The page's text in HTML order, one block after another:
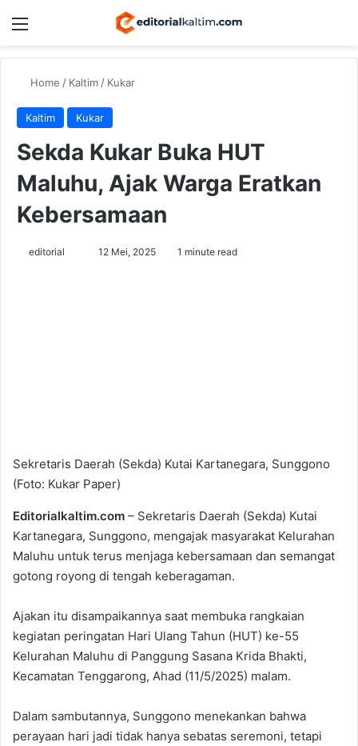
Menu
Home / Kaltim/ Kukar
Kaltim Kukar
Sekda Kukar Buka HUT
Maluhu, Ajak Warga Eratkan
Kebersamaan
editorial
Send12 Mei, 2025 1 minute read
Sekretaris Daerah (Sekda) Kutai Kartanegara, Sunggono
(Foto: Kukar Paper)
Editorialkaltim.com – Sekretaris Daerah (Sekda) Kutai
Kartanegara, Sunggono, mengajak masyarakat Kelurahan
Maluhu untuk terus menjaga kebersamaan dan semangat
gotong royong di tengah keberagaman.
Ajakan itu disampaikannya saat membuka rangkaian
kegiatan peringatan Hari Ulang Tahun (HUT) ke-55
Kelurahan Maluhu di Panggung Sasana Krida Bhakti,
Kecamatan Tenggarong, Ahad (11/5/2025) malam.
Dalam sambutannya, Sunggono menekankan bahwa
perayaan hari jadi tidak hanya sebatas seremoni, tetapi